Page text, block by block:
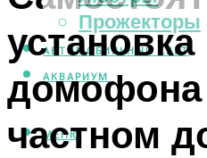
Прожекторы
АВТОМОБИЛЬНЫЙ СВЕТ
АКВАРИУМ
МЕНЮ
установка
частном